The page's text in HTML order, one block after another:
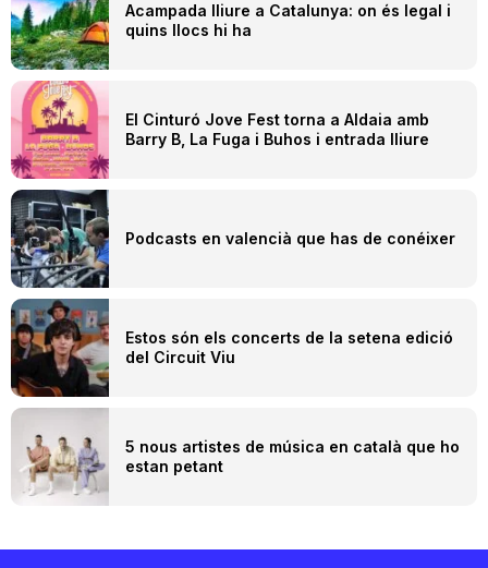
Acampada lliure a Catalunya: on és legal i
quins llocs hi ha
El Cinturó Jove Fest torna a Aldaia amb
Barry B, La Fuga i Buhos i entrada lliure
Podcasts en valencià que has de conéixer
Estos són els concerts de la setena edició
del Circuit Viu
5 nous artistes de música en català que ho
estan petant